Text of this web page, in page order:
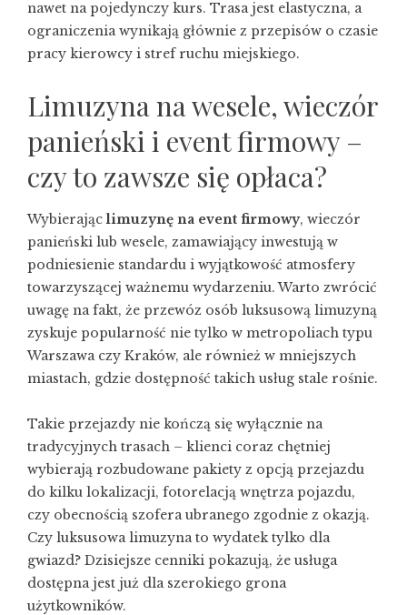
nawet na pojedynczy kurs. Trasa jest elastyczna, a
ograniczenia wynikają głównie z przepisów o czasie
pracy kierowcy i stref ruchu miejskiego.
Limuzyna na wesele, wieczór
panieński i event firmowy –
czy to zawsze się opłaca?
Wybierająclimuzynę na event firmowy, wieczór
panieński lub wesele, zamawiający inwestują w
podniesienie standardu i wyjątkowość atmosfery
towarzyszącej ważnemu wydarzeniu. Warto zwrócić
uwagę na fakt, że przewóz osób luksusową limuzyną
zyskuje popularność nie tylko w metropoliach typu
Warszawa czy Kraków, ale również w mniejszych
miastach, gdzie dostępność takich usług stale rośnie.
Takie przejazdy nie kończą się wyłącznie na
tradycyjnych trasach – klienci coraz chętniej
wybierają rozbudowane pakiety z opcją przejazdu
do kilku lokalizacji, fotorelacją wnętrza pojazdu,
czy obecnością szofera ubranego zgodnie z okazją.
Czy luksusowa limuzyna to wydatek tylko dla
gwiazd? Dzisiejsze cenniki pokazują, że usługa
dostępna jest już dla szerokiego grona
użytkowników.